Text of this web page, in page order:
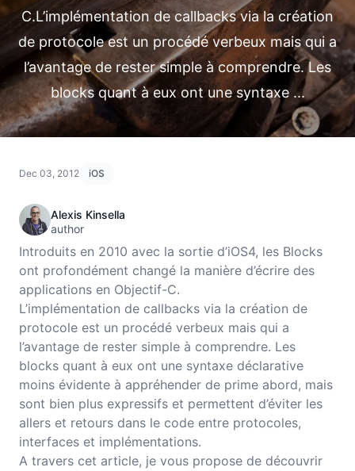
C.L’implémentation de callbacks via la création
de protocole est un procédé verbeux mais qui a
l’avantage de rester simple à comprendre. Les
blocks quant à eux ont une syntaxe ...
Dec 03, 2012 iOS
Alexis Kinsella
author
Introduits en 2010 avec la sortie d’iOS4, les Blocks
ont profondément changé la manière d’écrire des
applications en Objectif-C.
L’implémentation de callbacks via la création de
protocole est un procédé verbeux mais qui a
l’avantage de rester simple à comprendre. Les
blocks quant à eux ont une syntaxe déclarative
moins évidente à appréhender de prime abord, mais
sont bien plus expressifs et permettent d’éviter les
allers et retours dans le code entre protocoles,
interfaces et implémentations.
A travers cet article, je vous propose de découvrir